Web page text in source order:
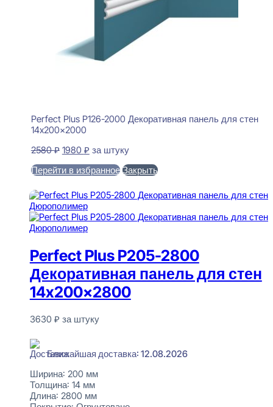
Perfect Plus P126-2000 Декоративная панель для стен
14x200x2000
2580₽ Первоначальная
составляла
1980 ₽Текущая
1980 ₽.
за штуку
Перейти в избранное Закрыть
Perfect Plus P205-2800
Декоративная панель для стен
14x200x2800
3630 ₽ за штуку
Ближайшая доставка: 12.08.2026
Ширина: 200 мм
Толщина: 14 мм
Длина: 2800 мм